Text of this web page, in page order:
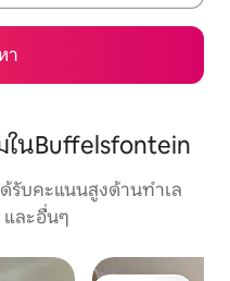
า
นBuffelsfontein
รับคะแนนสูงด้านทำเล
และอื่นๆ